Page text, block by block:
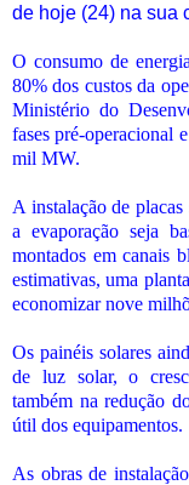
de hoje (24) na sua
O consumo de
80% dos custos da
Ministério do
fases pré-operacional
mil MW.
A instalação de
a evaporação seja
montados em canais
estimativas, uma
economizar nove
Os painéis solares
de luz solar, o
também na redução
útil dos equipamentos.
As obras de